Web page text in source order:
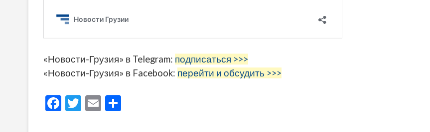
«Новости-Грузия» в Telegram: подписаться >>>
«Новости-Грузия» в Facebook: перейти и обсудить >>>
F
T
E